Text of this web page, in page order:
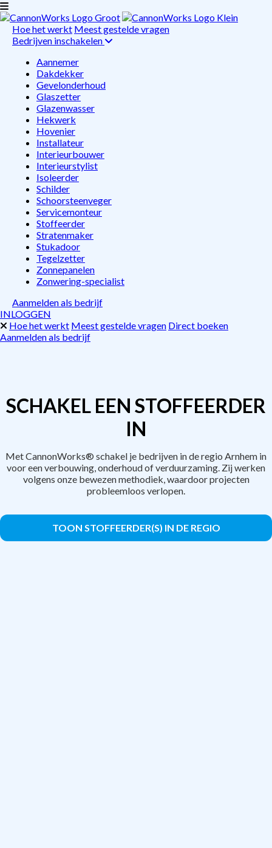
Hoe het werkt Meest gestelde vragen
Bedrijven inschakelen
Aannemer
Dakdekker
Gevelonderhoud
Glaszetter
Glazenwasser
Hekwerk
Hovenier
Installateur
Interieurbouwer
Interieurstylist
Isoleerder
Schilder
Schoorsteenveger
Servicemonteur
Stoffeerder
Stratenmaker
Stukadoor
Tegelzetter
Zonnepanelen
Zonwering-specialist
Aanmelden als bedrijf
INLOGGEN
Hoe het werkt Meest gestelde vragen Direct boeken
Aanmelden als bedrijf
SCHAKEL EEN STOFFEERDER
IN
Met CannonWorks® schakel je bedrijven in de regio Arnhem in
voor een verbouwing, onderhoud of verduurzaming. Zij werken
volgens onze bewezen methodiek, waardoor projecten
probleemloos verlopen.
TOON STOFFEERDER(S) IN DE REGIO